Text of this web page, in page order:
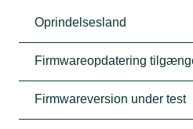
Oprindelsesland
Firmwareopdatering
Firmwareversion under test